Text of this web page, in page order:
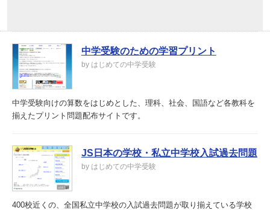
中学受験のための学習プリント
by はじめての中学受験
中学受験向けの算数をはじめとした、理科、社会、国語など各教科を
揃えたプリント問題配布サイトです。
JS日本の学校・私立中学校入試過去問題
by はじめての中学受験
400校近くの、全国私立中学校の入試過去問題が取り揃えている学校